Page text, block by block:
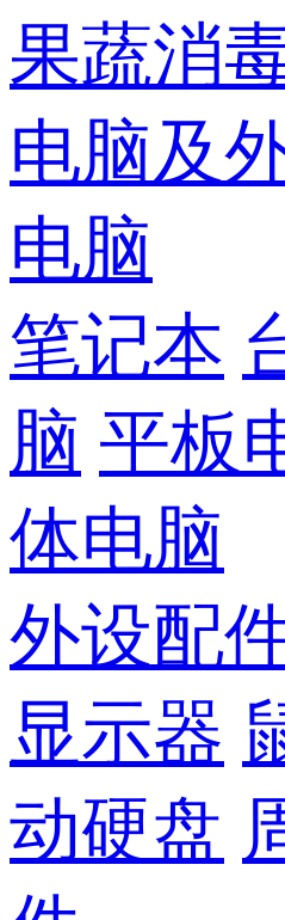
果蔬消
电脑及
电脑
笔记本
脑 平板
体电脑
外设配
显示器
动硬盘